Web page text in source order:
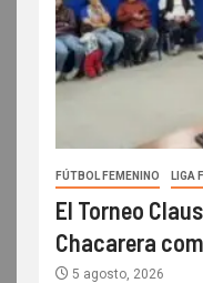
FÚTBOL FEMENINO LIGA
El Torneo
Chacarera
5 agosto, 2026